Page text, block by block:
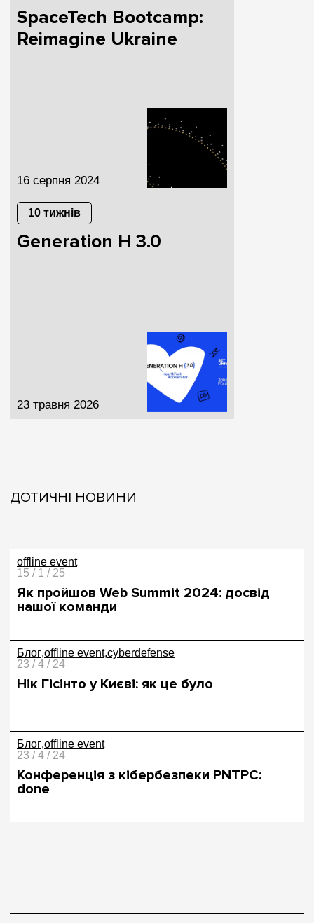
SpaceTech Bootcamp:
Reimagine Ukraine
16 серпня 2024
10 тижнів
Generation H 3.0
23 травня 2026
ДОТИЧНІ НОВИНИ
offline event
15 / 1 / 25
Як пройшов Web Summit 2024: досвід
нашої команди
Блог offline event cyberdefense
23 / 4 / 24
Нік Гісінто у Києві: як це було
Блог offline event
23 / 4 / 24
Конференція з кібербезпеки PNTPC:
done